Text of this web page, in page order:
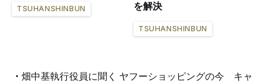
TSUHANSHINBUN
を解決
TSUHANSHINBUN
畑中基執行役員に聞く ヤフーショッピングの今 キャ